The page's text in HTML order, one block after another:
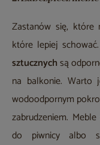
Zastanów się, które
które lepiej schować.
sztucznychsą
na balkonie. Warto
wodoodpornym
zabrudzeniem.
do piwnicy albo